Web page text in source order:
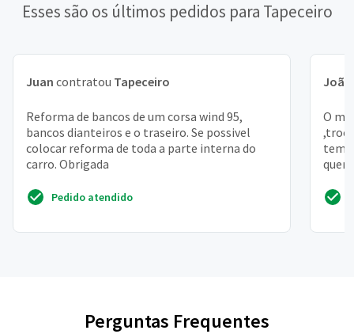
Esses são os últimos pedidos para Tapeceiro
Juan contratou Tapeceiro
Reforma de bancos de um corsa wind 95,
bancos dianteiros e o traseiro. Se possivel
colocar reforma de toda a parte interna do
carro. Obrigada
Pedido atendido
O
tem
Perguntas Frequentes